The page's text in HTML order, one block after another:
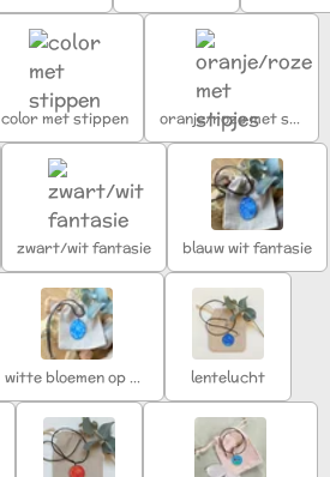
color met stippen oranje/roze met stipjes
zwart/wit fantasie blauw wit fantasie
witte bloemen op blauw lentelucht